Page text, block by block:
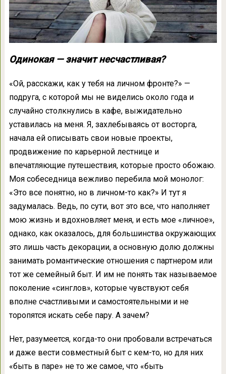
Одинокая — значит несчастливая?
«Ой, расскажи, как у тебя на личном фронте?» —
подруга, с которой мы не виделись около года и
случайно столкнулись в кафе, выжидательно
уставилась на меня. Я, захлебываясь от восторга,
начала ей описывать свои новые проекты,
продвижение по карьерной лестнице и
впечатляющие путешествия, которые просто обожаю.
Моя собеседница вежливо перебила мой монолог:
«Это все понятно, но в личном-то как?» И тут я
задумалась. Ведь, по сути, вот это все, что наполняет
мою жизнь и вдохновляет меня, и есть мое «личное»,
однако, как оказалось, для большинства окружающих
это лишь часть декорации, а основную долю должны
занимать романтические отношения с партнером или
тот же семейный быт. И им не понять так называемое
поколение «синглов», которые чувствуют себя
вполне счастливыми и самостоятельными и не
торопятся искать себе пару. А зачем?
Нет, разумеется, когда-то они пробовали встречаться
и даже вести совместный быт с кем-то, но для них
«быть в паре» не то же самое, что «быть